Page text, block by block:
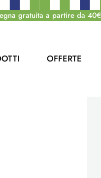
gratuita a partire da 40€
OFFERTE